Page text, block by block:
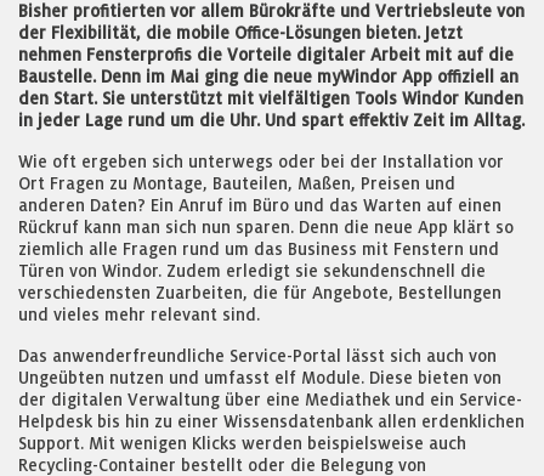
Bisher profitierten vor allem Bürokräfte und Vertriebsleute von
der Flexibilität, die mobile Office-Lösungen bieten. Jetzt
nehmen Fensterprofis die Vorteile digitaler Arbeit mit auf die
Baustelle. Denn im Mai ging die neue myWindor App offiziell an
den Start. Sie unterstützt mit vielfältigen Tools Windor Kunden
in jeder Lage rund um die Uhr. Und spart effektiv Zeit im Alltag.
Wie oft ergeben sich unterwegs oder bei der Installation vor
Ort Fragen zu Montage, Bauteilen, Maßen, Preisen und
anderen Daten? Ein Anruf im Büro und das Warten auf einen
Rückruf kann man sich nun sparen. Denn die neue App klärt so
ziemlich alle Fragen rund um das Business mit Fenstern und
Türen von Windor. Zudem erledigt sie sekundenschnell die
verschiedensten Zuarbeiten, die für Angebote, Bestellungen
und vieles mehr relevant sind.
Das anwenderfreundliche Service-Portal lässt sich auch von
Ungeübten nutzen und umfasst elf Module. Diese bieten von
der digitalen Verwaltung über eine Mediathek und ein Service-
Helpdesk bis hin zu einer Wissensdatenbank allen erdenklichen
Support. Mit wenigen Klicks werden beispielsweise auch
Recycling-Container bestellt oder die Belegung von